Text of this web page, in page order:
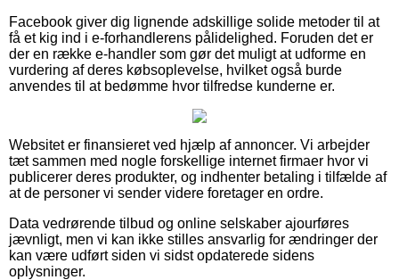
Facebook giver dig lignende adskillige solide metoder til at
få et kig ind i e-forhandlerens pålidelighed. Foruden det er
der en række e-handler som gør det muligt at udforme en
vurdering af deres købsoplevelse, hvilket også burde
anvendes til at bedømme hvor tilfredse kunderne er.
Websitet er finansieret ved hjælp af annoncer. Vi arbejder
tæt sammen med nogle forskellige internet firmaer hvor vi
publicerer deres produkter, og indhenter betaling i tilfælde af
at de personer vi sender videre foretager en ordre.
Data vedrørende tilbud og online selskaber ajourføres
jævnligt, men vi kan ikke stilles ansvarlig for ændringer der
kan være udført siden vi sidst opdaterede sidens
oplysninger.